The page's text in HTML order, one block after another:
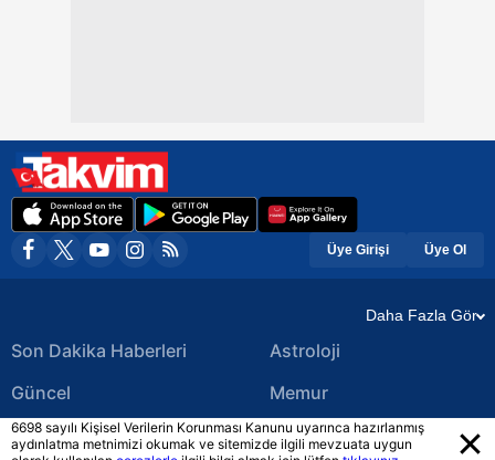
Üye Girişi Üye Ol
Daha Fazla Gör
Son Dakika Haberleri
Güncel
Ekonomi Haberleri
Astroloji
Memur
Yerel Haberler
6698 sayılı Kişisel Verilerin Korunması Kanunu uyarınca hazırlanmış
aydınlatma metnimizi okumak ve sitemizde ilgili mevzuata uygun